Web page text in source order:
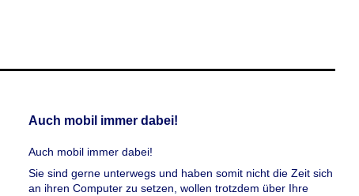
Auch mobil immer dabei!
Auch mobil immer dabei!
Sie sind gerne unterwegs und haben somit nicht die Zeit sich
an ihren Computer zu setzen, wollen trotzdem über Ihre